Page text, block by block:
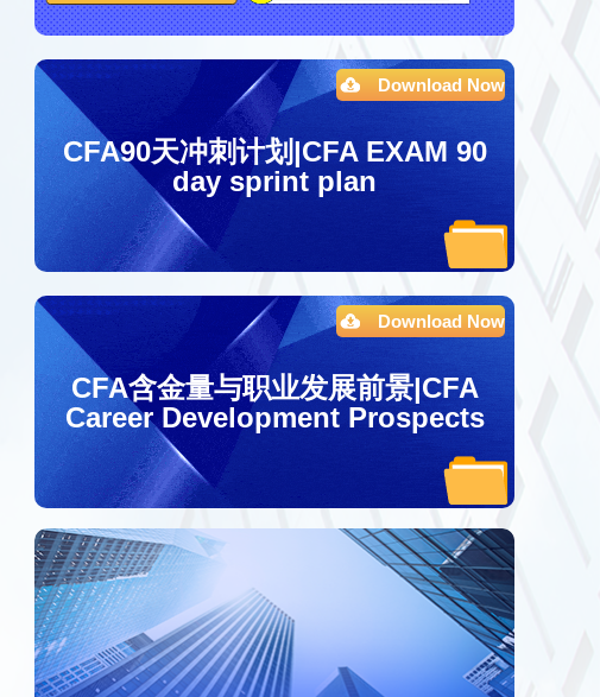
CFA90天冲刺计划|CFA EXAM 90
day sprint plan
Download Now
CFA含金量与职业发展前景|CFA
Career Development Prospects
Download Now